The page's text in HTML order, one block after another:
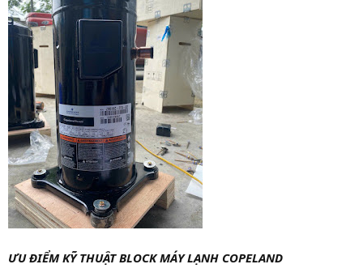
ƯU ĐIỂM KỸ THUẬT BLOCK MÁY LẠNH COPELAND